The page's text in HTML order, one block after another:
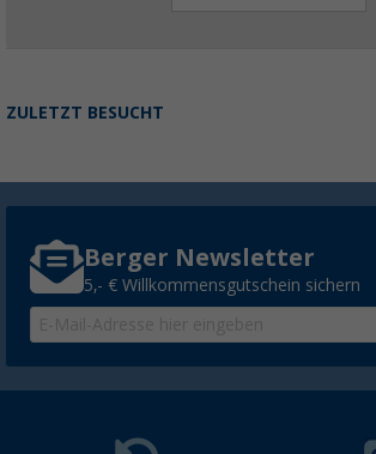
ZULETZT BESUCHT
Berger Newsletter
5,- € Willkommensgutschein sichern